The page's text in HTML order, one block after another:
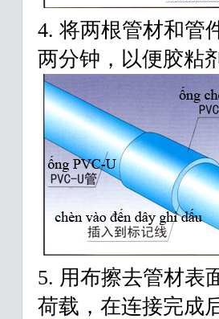
4. 将两根管材和管
两分钟，以便胶粘
5. 用布擦去管材表
荷载，在连接完成